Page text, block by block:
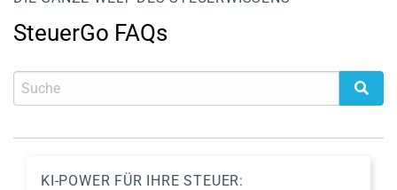
SteuerGo FAQs
KI-POWER FÜR IHRE STEUER: